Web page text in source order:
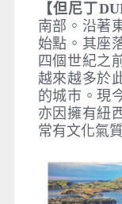
【但尼丁
南部。沿著
始點。其座
四個世紀之
越來越多於
的城市。現
亦因擁有紐
常有文化氣